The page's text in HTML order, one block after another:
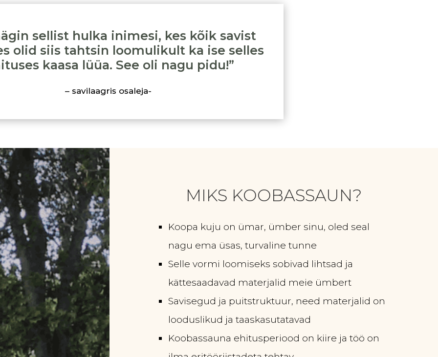
sellist hulka inimesi, kes kõik savist
olid siis tahtsin loomulikult ka ise selles
kaasa lüüa. See oli nagu pidu!”
– savilaagris osaleja-
MIKS KOOBASSAUN?
Koopa kuju on ümar, ümber sinu, oled seal
nagu ema üsas, turvaline tunne
Selle vormi loomiseks sobivad lihtsad ja
kättesaadavad materjalid meie ümbert
Savisegud ja puitstruktuur, need materjalid on
looduslikud ja taaskasutatavad
Koobassauna ehitusperiood on kiire ja töö on